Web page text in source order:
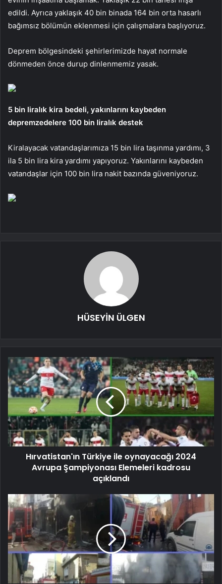
edildi. Ayrıca yaklaşık 40 bin binada 164 bin orta hasarlı
bağımsız bölümün eklenmesi için çalışmalara başlıyoruz.
Deprem bölgesindeki şehirlerimizde hayat normale
dönmeden önce durup dinlenmemiz yasak.
5 bin liralık kira bedeli, yakınlarını kaybeden
depremzedelere 100 bin liralık destek
Kiralayacak vatandaşlarımıza 15 bin lira taşınma yardımı, 3
ila 5 bin lira kira yardımı yapıyoruz. Yakınlarını kaybeden
vatandaşlar için 100 bin lira nakit bazında güveniyoruz.
HÜSEYİN ÜLGEN
Hırvatistan'ın Türkiye ile oynayacağı 2024
Avrupa Şampiyonası Elemeleri kadrosu
açıklandı